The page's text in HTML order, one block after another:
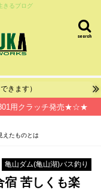
きるブログ
search
きます）
用クラッチ発売★☆★
えたものとは
亀山ダム(亀山湖)バス釣り
宿 苦しくも楽